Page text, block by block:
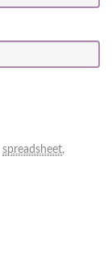
spreadsheet,